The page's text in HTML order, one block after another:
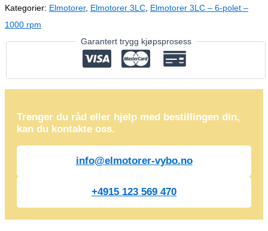
Kategorier: Elmotorer, Elmotorer 3LC Elmotorer 3LC – 6-polet –
1000 rpm
Garantert trygg kjøpsprosess
Trenger du råd eller hjelp med bestillingen din,
kan du kontakte oss.
info@elmotorer-vybo.no
+4915 123 569 470